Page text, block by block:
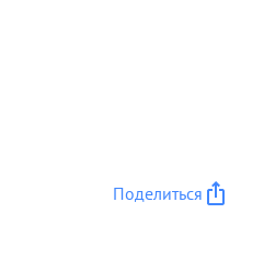
Поделиться